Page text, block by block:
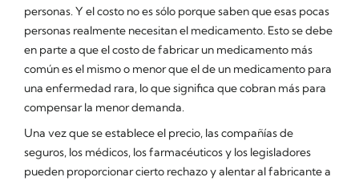
personas. Y el costo no es sólo porque saben que esas pocas
personas realmente necesitan el medicamento. Esto se debe
en parte a que el costo de fabricar un medicamento más
común es el mismo o menor que el de un medicamento para
una enfermedad rara, lo que significa que cobran más para
compensar la menor demanda.
Una vez que se establece el precio, las compañías de
seguros, los médicos, los farmacéuticos y los legisladores
pueden proporcionar cierto rechazo y alentar al fabricante a